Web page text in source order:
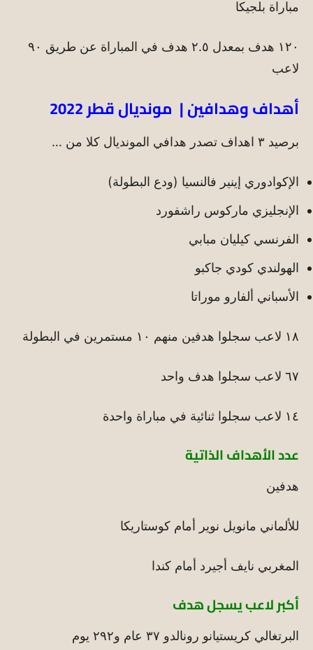
مباراة بلجيكا
١٢٠ هدف بمعدل ٢.٥ هدف في المباراة عن طريق ٩٠
لاعب
أهداف وهدافين | مونديال قطر 2022
برصيد ٣ اهداف تصدر هدافي المونديال كلا من …
الإكوادوري إينير فالنسيا (ودع البطولة)
الإنجليزي ماركوس راشفورد
الفرنسي كيليان مبابي
الهولندي كودي جاكبو
الأسباني ألفارو موراتا
١٨ لاعب سجلوا هدفين منهم ١٠ مستمرين في البطولة
٦٧ لاعب سجلوا هدف واحد
١٤ لاعب سجلوا ثنائية في مباراة واحدة
عدد الأهداف الذاتية
هدفين
للألماني مانويل نوير أمام كوستاريكا
المغربي نايف أجيرد أمام كندا
أكبر لاعب يسجل هدف
البرتغالي كريستيانو رونالدو ٣٧ عام و٢٩٢ يوم